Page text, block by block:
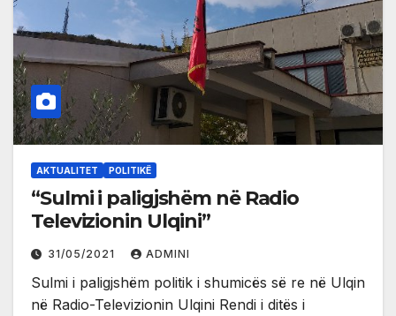
AKTUALITET POLITIKË
“Sulmi i paligjshëm në Radio
Televizionin Ulqini”
31/05/2021 ADMINI
Sulmi i paligjshëm politik i shumicës së re në Ulqin
në Radio-Televizionin Ulqini Rendi i ditës i